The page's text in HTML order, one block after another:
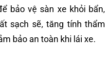
bảo vệ sàn xe khỏi bẩn,
sạch sẽ, tăng tính thẩm
bảo an toàn khi lái xe.